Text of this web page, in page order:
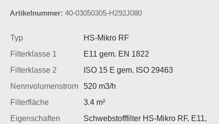
Artikelnummer: 40-03050305-H292J080
Typ
HS-Mikro RF
Filterklasse 1
E11 gem. EN 1822
Filterklasse 2
ISO 15 E gem. ISO 29463
Nennvolumenstrom
520 m3/h
Filterfläche
3.4 m²
Eigenschaften
Schwebstofffilter HS-Mikro RF, E11,